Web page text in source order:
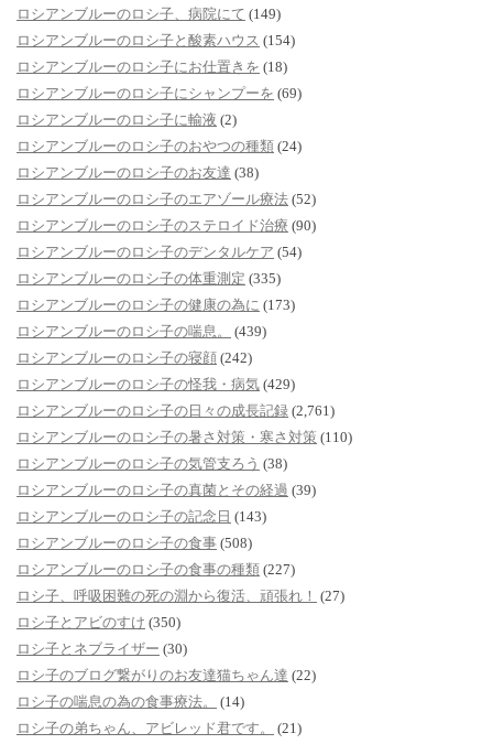
ロシアンブルーのロシ子、病院にて (149)
ロシアンブルーのロシ子と酸素ハウス (154)
ロシアンブルーのロシ子にお仕置きを (18)
ロシアンブルーのロシ子にシャンプーを (69)
ロシアンブルーのロシ子に輸液 (2)
ロシアンブルーのロシ子のおやつの種類 (24)
ロシアンブルーのロシ子のお友達 (38)
ロシアンブルーのロシ子のエアゾール療法 (52)
ロシアンブルーのロシ子のステロイド治療 (90)
ロシアンブルーのロシ子のデンタルケア (54)
ロシアンブルーのロシ子の体重測定 (335)
ロシアンブルーのロシ子の健康の為に (173)
ロシアンブルーのロシ子の喘息。
(439)
ロシアンブルーのロシ子の寝顔 (242)
ロシアンブルーのロシ子の怪我・病気 (429)
ロシアンブルーのロシ子の日々の成長記録 (2,761)
ロシアンブルーのロシ子の暑さ対策・寒さ対策 (110)
ロシアンブルーのロシ子の気管支ろう (38)
ロシアンブルーのロシ子の真菌とその経過 (39)
ロシアンブルーのロシ子の記念日 (143)
ロシアンブルーのロシ子の食事 (508)
ロシアンブルーのロシ子の食事の種類 (227)
ロシ子、呼吸困難の死の淵から復活、頑張れ！ (27)
ロシ子とアビのすけ (350)
ロシ子とネブライザー (30)
ロシ子のブログ繋がりのお友達猫ちゃん達 (22)
ロシ子の喘息の為の食事療法。
(14)
ロシ子の弟ちゃん、アビレッド君です。
(21)